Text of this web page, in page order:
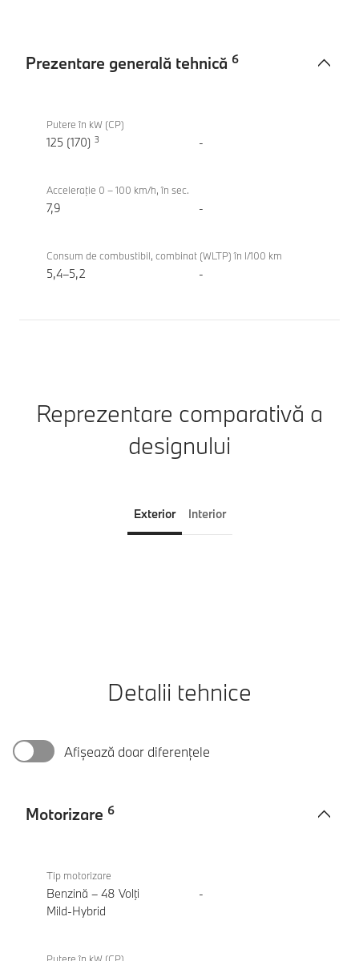
Prezentare generală tehnică 6
generală
tehnică
220
Gran
Putere în kW (CP)
125 (170) 3 -
Acceleraţie 0 – 100 km/h, în sec.
7,9 -
Consum de combustibil, combinat (WLTP) în l/100 km
5,4–5,2 -
Reprezentare comparativă a
designului
Exterior Interior
Detalii tehnice
Afișează doar diferențele
Motorizare 6
220
Gran
Coupe
Tip motorizare
Benzină – 48 Volţi
Mild-Hybrid
-